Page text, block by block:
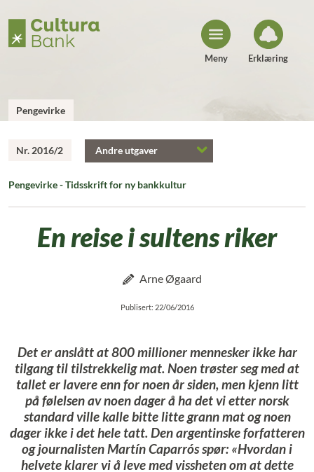
o
Meny Erklæring
Pengevirke
Nr. 2016/2 Andre utgaver
Pengevirke - Tidsskrift for ny bankkultur
En reise i sultens riker
Arne Øgaard
Publisert: 22/06/2016
Det er anslått at 800 millioner mennesker ikke har
tilgang til tilstrekkelig mat. Noen trøster seg med at
tallet er lavere enn for noen år siden, men kjenn litt
på følelsen av noen dager å ha det vi etter norsk
standard ville kalle bitte litte grann mat og noen
dager ikke i det hele tatt. Den argentinske forfatteren
og journalisten Martín Caparrós spør: «Hvordan i
helvete klarer vi å leve med vissheten om at dette